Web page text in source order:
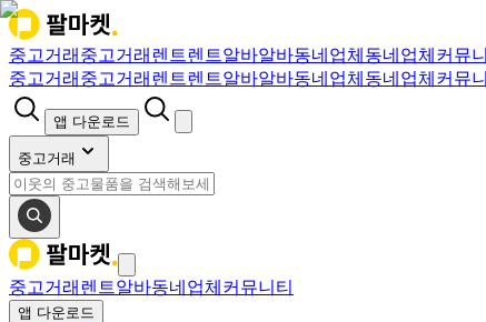
중고거래 중고거래 렌트렌트알바알바동네업체 동네업체 커뮤
중고거래 중고거래 렌트렌트알바알바동네업체 동네업체 커뮤
앱 다운로드
중고거래
중고거래 렌트알바동네업체 커뮤니티
앱 다운로드